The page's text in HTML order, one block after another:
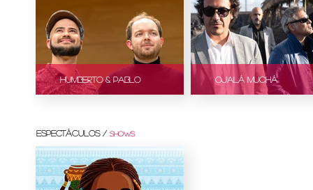
Humberto & Pablo Ojalá Muchá
ESPECTÁCULOS / SHOWS